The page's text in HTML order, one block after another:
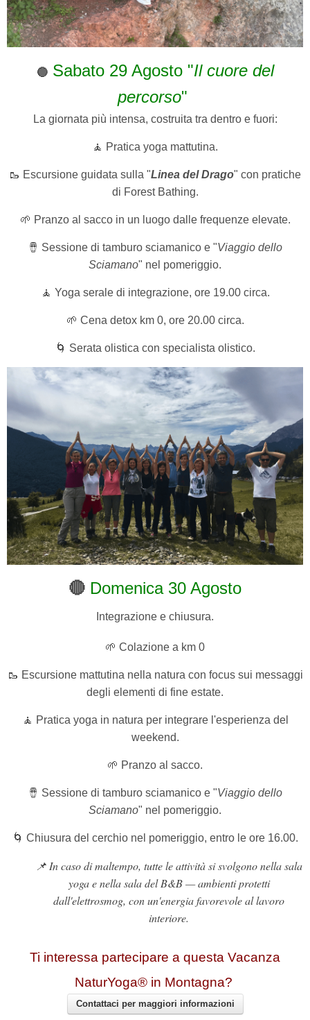
🔵Sabato 29 Agosto "Il cuore del
percorso"
La giornata più intensa, costruita tra dentro e fuori:
🧘 Pratica yoga mattutina.
🥾 Escursione guidata sulla "Linea del Drago" con pratiche
di Forest Bathing.
🌱 Pranzo al sacco in un luogo dalle frequenze elevate.
🪘 Sessione di tamburo sciamanico e "Viaggio dello
Sciamano" nel pomeriggio.
🧘 Yoga serale di integrazione, ore 19.00 circa.
🌱 Cena detox km 0, ore 20.00 circa.
🌀 Serata olistica con specialista olistico.
🔴 Domenica 30 Agosto
Integrazione e chiusura.
🌱 Colazione a km 0
🥾 Escursione mattutina nella natura con focus sui messaggi
degli elementi di fine estate.
🧘 Pratica yoga in natura per integrare l'esperienza del
weekend.
🌱 Pranzo al sacco.
🪘 Sessione di tamburo sciamanico e "Viaggio dello
Sciamano" nel pomeriggio.
🌀 Chiusura del cerchio nel pomeriggio, entro le ore 16.00.
📌 In caso di maltempo, tutte le attività si svolgono nella sala
yoga e nella sala del B&B — ambienti protetti
dall'elettrosmog, con un'energia favorevole al lavoro
interiore.
Ti interessa partecipare a questa Vacanza
NaturYoga® in Montagna?
Contattaci per maggiori informazioni